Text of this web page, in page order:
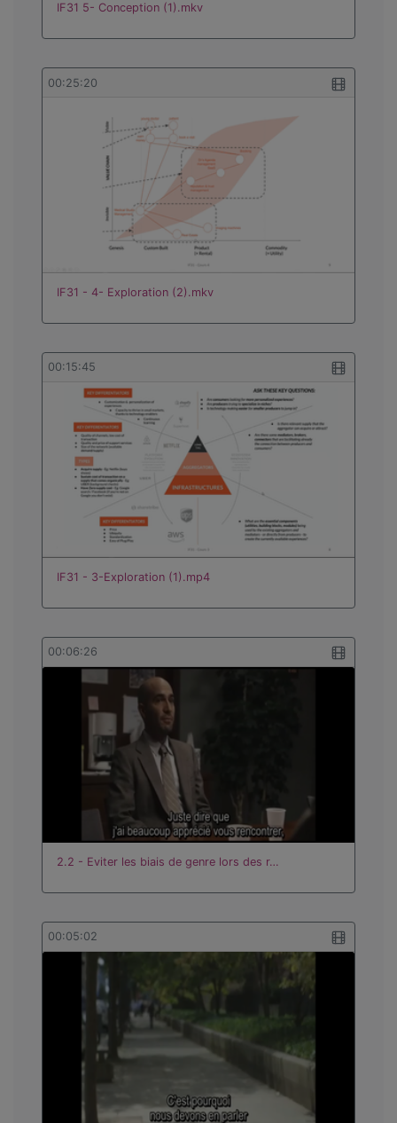
IF31 5- Conception (1).mkv
00:25:20
IF31 - 4- Exploration (2).mkv
00:15:45
IF31 - 3-Exploration (1).mp4
00:06:26
2.2 - Eviter les biais de genre lors des r…
00:05:02